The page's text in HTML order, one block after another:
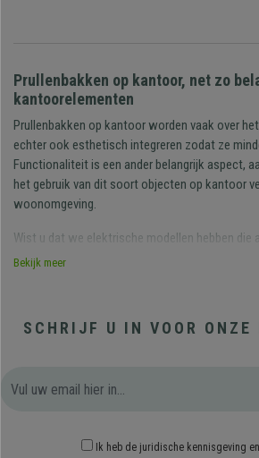
Prullenbakken op kantoor, net zo
kantoorelementen
Prullenbakken op kantoor worden vaak over
echter ook esthetisch integreren zodat ze
Functionaliteit is een ander belangrijk aspect,
het gebruik van dit soort objecten op kantoor
woonomgeving.
Wist u dat we elektrische modellen hebben die
Bij bureaustoelpro hebben we ook een ruime
Elke werkplek moet zijn respectieve
om uw werkplek op orde te houden en de
verschillend in vergelijking met
Bekijk meer
SCHRIJF U IN VOOR ONZE
Ik heb de juridische kennisgeving en